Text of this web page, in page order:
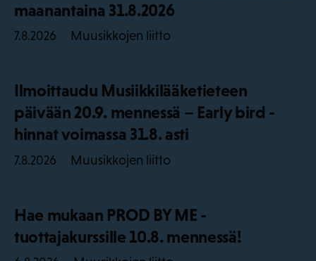
maanantaina 31.8.2026
7.8.2026 Muusikkojen liitto
Ilmoittaudu Musiikkilääketieteen
päivään 20.9. mennessä – Early bird -
hinnat voimassa 31.8. asti
7.8.2026 Muusikkojen liitto
Hae mukaan PROD BY ME -
tuottajakurssille 10.8. mennessä!